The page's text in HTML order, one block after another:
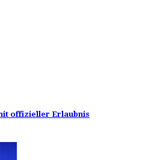
offizieller Erlaubnis